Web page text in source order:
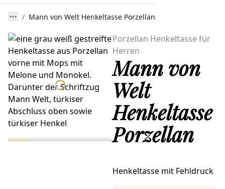
Mann von Welt Henkeltasse Porzellan
Porzellan Henkeltasse für
Herren
Mann von
Welt
Henkeltasse
Porzellan
Henkeltasse mit Fehldruck